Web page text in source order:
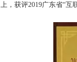
上，获评2019广东省“互